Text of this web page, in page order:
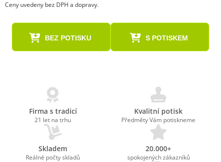
Ceny uvedeny bez DPH a dopravy.
BEZ POTISKU S POTISKEM
Firma s tradicí
21 let na trhu
Kvalitní potisk
Předměty Vám potiskneme
Skladem
Reálné počty skladů
20.000+
spokojených zákazníků